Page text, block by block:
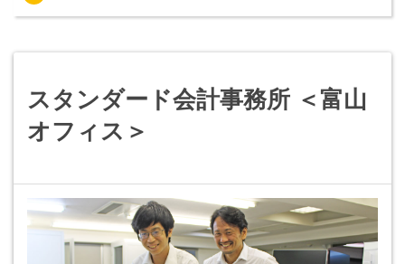
スタンダード会計事務所 ＜富山
オフィス＞